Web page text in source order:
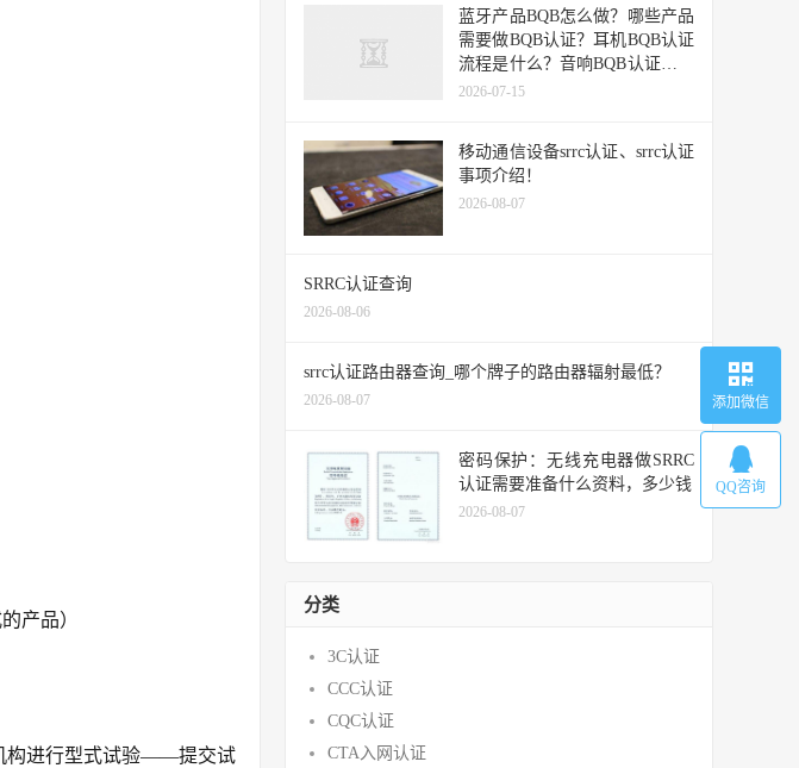
产品）
进行型式试验——提交试
蓝牙产品BQB怎么做？哪些产品
需要做BQB认证？耳机BQB认证
流程是什么？音响BQB认证需要
多少钱？
2026-07-15
移动通信设备srrc认证、srrc认证
事项介绍！
2026-08-07
SRRC认证查询
2026-08-06
srrc认证路由器查询_哪个牌子的路由器辐射最低？
2026-08-07
密码保护：无线充电器做SRRC
认证需要准备什么资料，多少钱
2026-08-07
分类
3C认证
CCC认证
CQC认证
CTA入网认证
添加微信
QQ咨询